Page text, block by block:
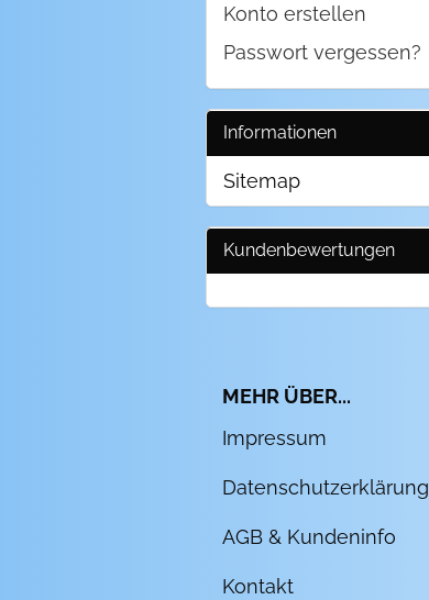
Konto erstellen
Passwort vergessen?
Informationen
Sitemap
Kundenbewertungen
MEHR ÜBER...
Impressum
Datenschutzerklärung
AGB & Kundeninfo
Kontakt